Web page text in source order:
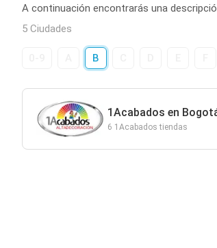
A continuación encontrarás una
5 Ciudades
B
1Acabados en
6 1Acabados tiendas